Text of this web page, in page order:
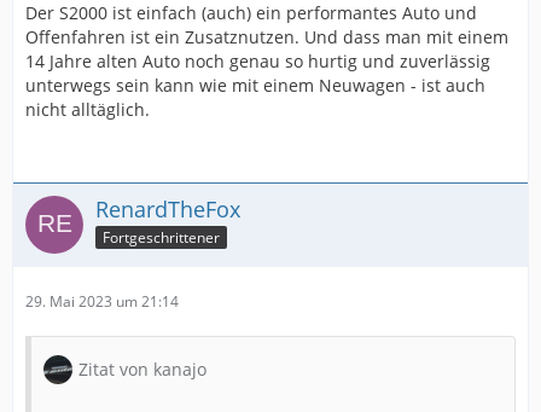
Der S2000 ist einfach (auch) ein performantes Auto und
Offenfahren ist ein Zusatznutzen. Und dass man mit einem
14 Jahre alten Auto noch genau so hurtig und zuverlässig
unterwegs sein kann wie mit einem Neuwagen - ist auch
nicht alltäglich.
RenardTheFox
Fortgeschrittener
29. Mai 2023 um 21:14
Zitat von kanajo